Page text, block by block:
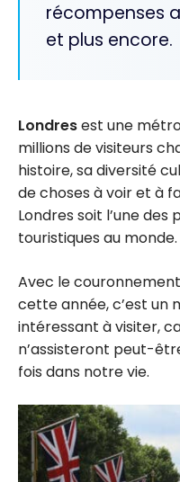
récompenses
et plus encore.
Londresest une
millions de visiteurs
histoire, sa diversité
de choses à voir et à
Londres soit l’une
touristiques au monde.
Avec le
cette année, c’est
intéressant à visiter,
n’assisteront peut-
fois dans notre vie.